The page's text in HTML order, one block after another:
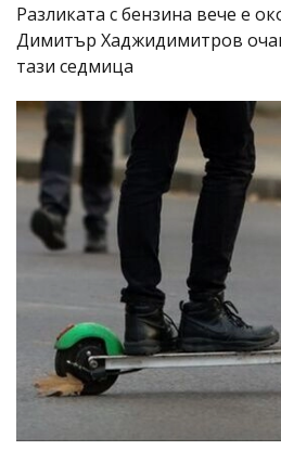
Разликата с бензина вече е
Димитър Хаджидимитров
тази седмица